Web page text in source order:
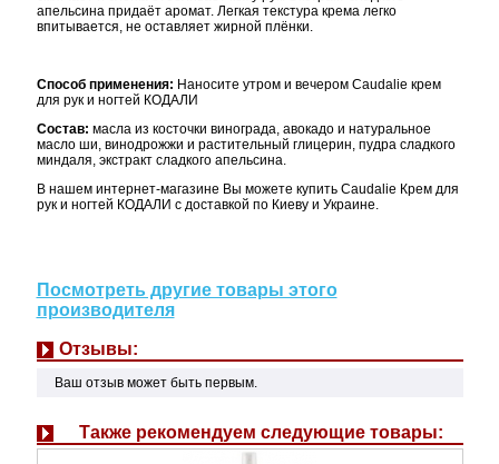
апельсина придаёт аромат. Легкая текстура крема легко
впитывается, не оставляет жирной плёнки.
Способ применения: Наносите утром и вечером Caudalie крем
для рук и ногтей КОДАЛИ
Состав: масла из косточки винограда, авокадо и натуральное
масло ши, винодрожжи и растительный глицерин, пудра сладкого
миндаля, экстракт сладкого апельсина.
В нашем интернет-магазине Вы можете купить Caudalie Крем для
рук и ногтей КОДАЛИ с доставкой по Киеву и Украине.
Посмотреть другие товары этого
производителя
Отзывы:
Ваш отзыв может быть первым.
Также рекомендуем следующие товары: